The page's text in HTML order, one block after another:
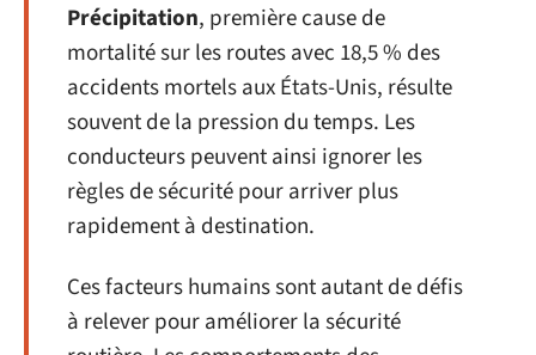
Précipitation, première cause de
mortalité sur les routes avec 18,5 % des
accidents mortels aux États-Unis, résulte
souvent de la pression du temps. Les
conducteurs peuvent ainsi ignorer les
règles de sécurité pour arriver plus
rapidement à destination.
Ces facteurs humains sont autant de défis
à relever pour améliorer la sécurité